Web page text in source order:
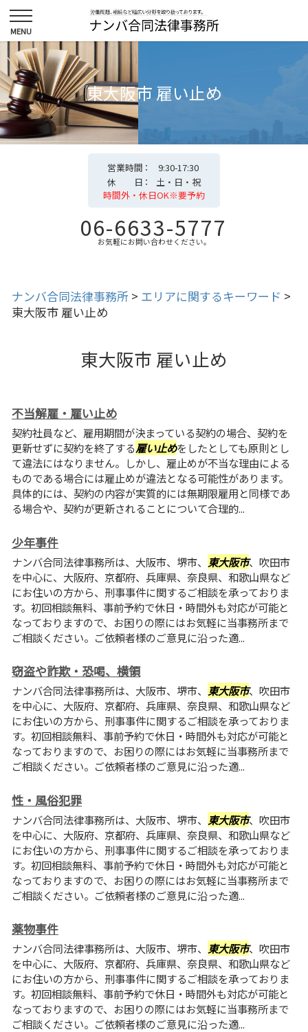
東大阪市 雇い止め
営業時間
9:30-17:30
休 日
土・日・祝
時間外・休日OK※要予約
06-6633-5777
お気軽にお問い合わせください。
ナンバ合同法律事務所 > エリアに関するキーワード >
東大阪市 雇い止め
東大阪市 雇い止め
不当解雇・雇い止め
契約社員など、雇用期間が決まっている契約の場合、契約を
更新せずに契約を終了する雇い止めをしたとしても原則とし
て違法にはなりません。しかし、雇止めが不当な理由による
ものである場合には雇止めが違法となる可能性があります。
具体的には、契約の内容が実質的には無期限雇用と同様であ
る場合や、契約が更新されることについて合理的...
少年事件
ナンバ合同法律事務所は、大阪市、堺市、 東大阪市、吹田市
を中心に、大阪府、京都府、兵庫県、奈良県、和歌山県など
にお住いの方から、刑事事件に関するご相談を承っておりま
す。初回相談無料、事前予約で休日・時間外も対応が可能と
なっておりますので、お困りの際にはお気軽に当事務所まで
ご相談ください。ご依頼者様のご意見に沿った適...
窃盗や詐欺・恐喝、横領
ナンバ合同法律事務所は、大阪市、堺市、 東大阪市、吹田市
を中心に、大阪府、京都府、兵庫県、奈良県、和歌山県など
にお住いの方から、刑事事件に関するご相談を承っておりま
す。初回相談無料、事前予約で休日・時間外も対応が可能と
なっておりますので、お困りの際にはお気軽に当事務所まで
ご相談ください。ご依頼者様のご意見に沿った適...
性・風俗犯罪
ナンバ合同法律事務所は、大阪市、堺市、 東大阪市、吹田市
を中心に、大阪府、京都府、兵庫県、奈良県、和歌山県など
にお住いの方から、刑事事件に関するご相談を承っておりま
す。初回相談無料、事前予約で休日・時間外も対応が可能と
なっておりますので、お困りの際にはお気軽に当事務所まで
ご相談ください。ご依頼者様のご意見に沿った適...
薬物事件
ナンバ合同法律事務所は、大阪市、堺市、 東大阪市、吹田市
を中心に、大阪府、京都府、兵庫県、奈良県、和歌山県など
にお住いの方から、刑事事件に関するご相談を承っておりま
す。初回相談無料、事前予約で休日・時間外も対応が可能と
なっておりますので、お困りの際にはお気軽に当事務所まで
ご相談ください。ご依頼者様のご意見に沿った適...